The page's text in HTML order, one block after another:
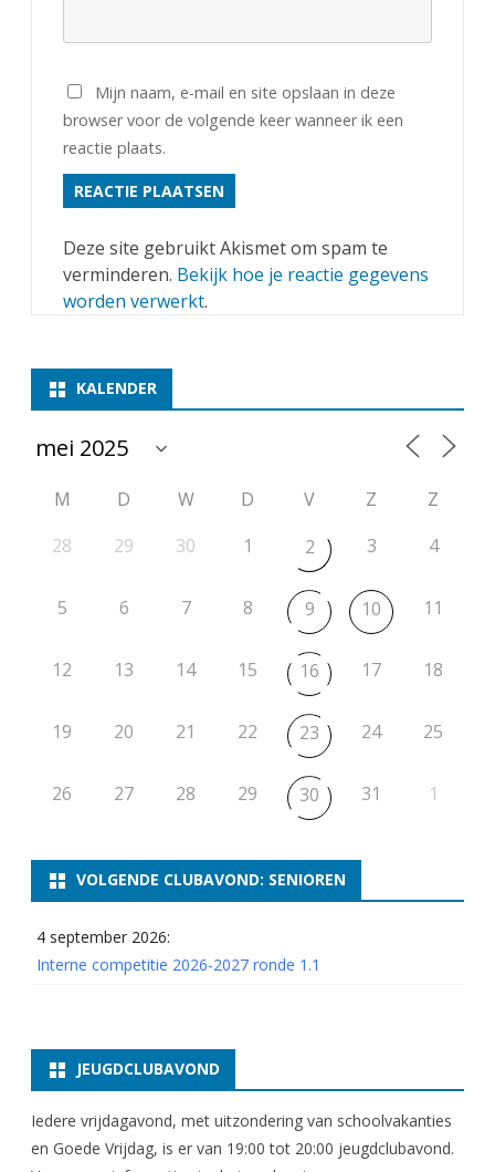
Mijn naam, e-mail en site opslaan in deze
browser voor de volgende keer wanneer ik een
reactie plaats.
Deze site gebruikt Akismet om spam te
verminderen. Bekijk hoe je reactie gegevens
worden verwerkt.
KALENDER
M D W D V Z
Z
28
29 30 1 2 3 4
5 6 7 8 9 10 11
12 13 14 15 16 17 18
19 20 21 22 23 24 25
26 27 28 29 30 31 1
VOLGENDE CLUBAVOND: SENIOREN
4 september 2026:
Interne competitie 2026-2027 ronde 1.1
JEUGDCLUBAVOND
Iedere vrijdagavond, met uitzondering van schoolvakanties
en Goede Vrijdag, is er van 19:00 tot 20:00 jeugdclubavond.